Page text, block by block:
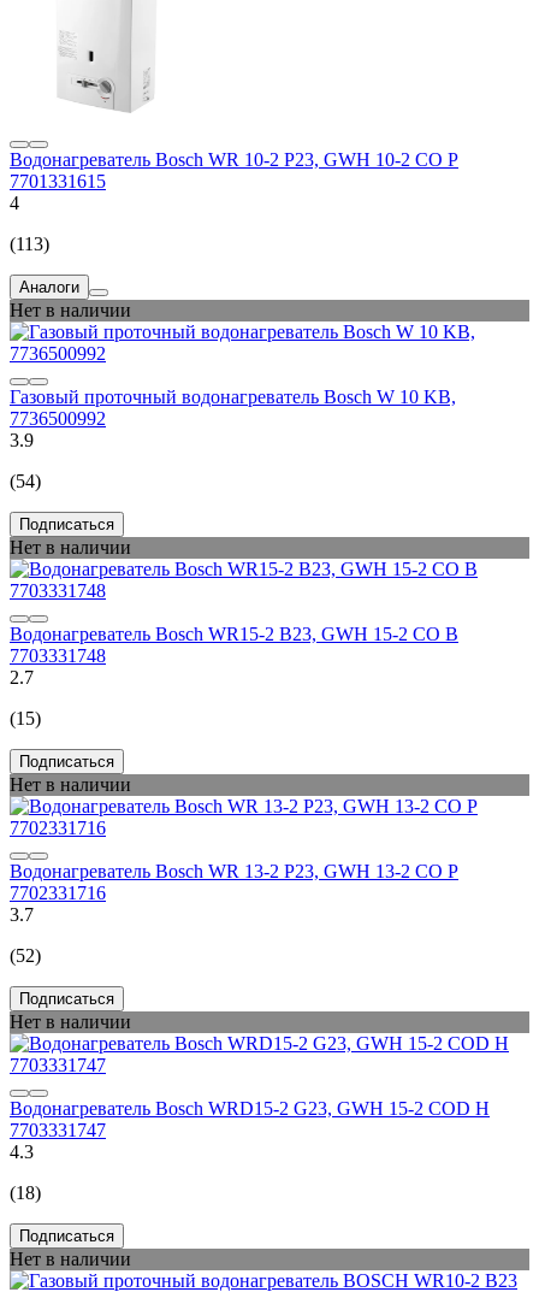
Водонагреватель Bosch WR 10-2 P23, GWH 10-2 CO P
7701331615
4
(113)
Аналоги
Нет в наличии
Газовый проточный водонагреватель Bosch W 10 KB,
7736500992
3.9
(54)
Подписаться
Нет в наличии
Водонагреватель Bosch WR15-2 B23, GWH 15-2 CO B
7703331748
2.7
(15)
Подписаться
Нет в наличии
Водонагреватель Bosch WR 13-2 P23, GWH 13-2 CO P
7702331716
3.7
(52)
Подписаться
Нет в наличии
Водонагреватель Bosch WRD15-2 G23, GWH 15-2 COD H
7703331747
4.3
(18)
Подписаться
Нет в наличии